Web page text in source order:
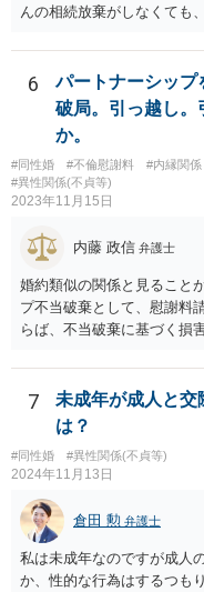
んの相続放棄がしなくても
6
パートナーシップ
破局。引っ越し。
か。
#同性婚 #不倫慰謝料 #内縁関
#異性関係(不貞等)
2023年11月15日
内藤 政信 弁護士
婚約類似の関係と見ること
プ不当破棄として、慰謝料
らば、不当破棄に基づく損
7
未成年が成人と交
は？
#同性婚 #異性関係(不貞等)
2024年11月13日
倉田 勲 弁護士
私は未成年なのですが成人
か、性的な行為はするつも